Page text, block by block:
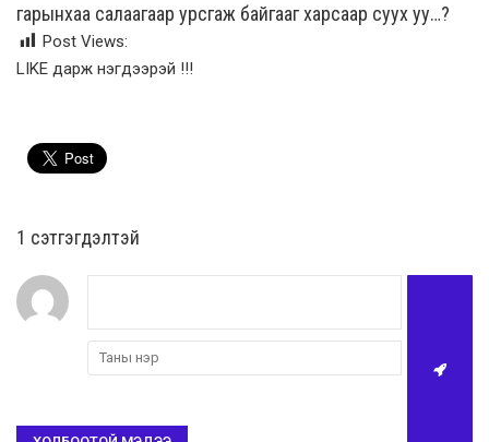
гарынхаа салаагаар урсгаж байгааг харсаар суух уу…?
Post Views:
LIKE дарж нэгдээрэй !!!
1 сэтгэгдэлтэй